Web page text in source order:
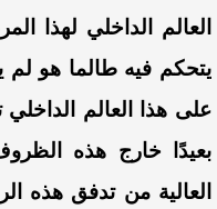
العالم الداخلي لهذا
يتحكم فيه طالما هو لم
على هذا العالم
بعيدًا خارج هذه
العالية من تدفق هذه